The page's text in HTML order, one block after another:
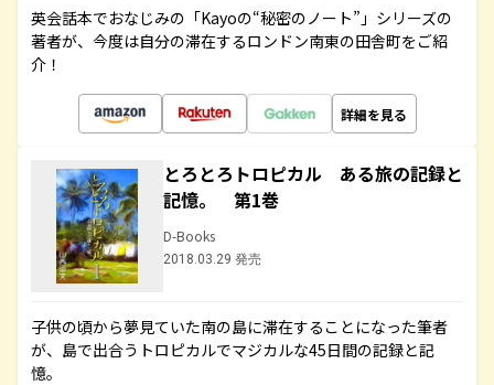
英会話本でおなじみの「Kayoの“秘密のノート”」シリーズの
著者が、今度は自分の滞在するロンドン南東の田舎町をご紹
介！
詳細を見る
とろとろトロピカル ある旅の記録と
記憶。 第1巻
D-Books
2018.03.29 発売
子供の頃から夢見ていた南の島に滞在することになった筆者
が、島で出合うトロピカルでマジカルな45日間の記録と記
憶。